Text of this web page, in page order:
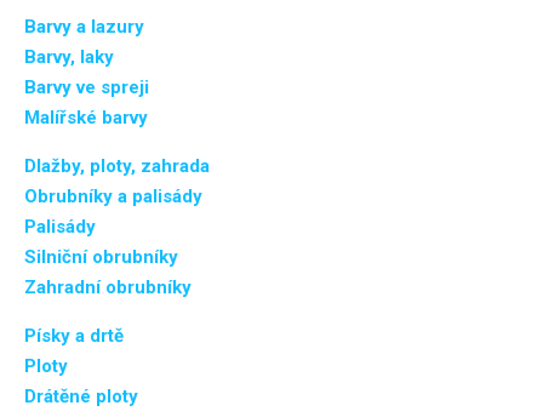
Barvy a lazury
Barvy, laky
Barvy ve spreji
Malířské barvy
Dlažby, ploty, zahrada
Obrubníky a palisády
Palisády
Silniční obrubníky
Zahradní obrubníky
Písky a drtě
Ploty
Drátěné ploty